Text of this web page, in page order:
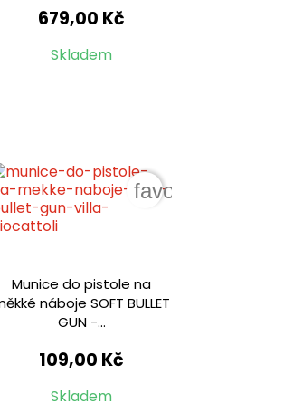
679,00 Kč
Skladem
Munice do pistole na
náboje SOFT BULLET
GUN -...
109,00 Kč
Skladem
favorite_border